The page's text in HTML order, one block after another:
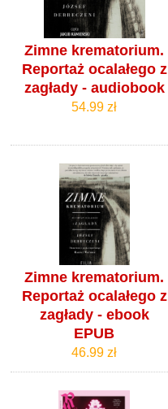
Zimne krematorium.
Reportaż ocalałego z
zagłady - audiobook
54.99 zł
Zimne krematorium.
Reportaż ocalałego z
zagłady - ebook
EPUB
46.99 zł